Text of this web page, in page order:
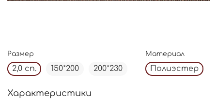
Размер
2,0 сп. 150*200 200*230
Материал
Полиэстер
Характеристики